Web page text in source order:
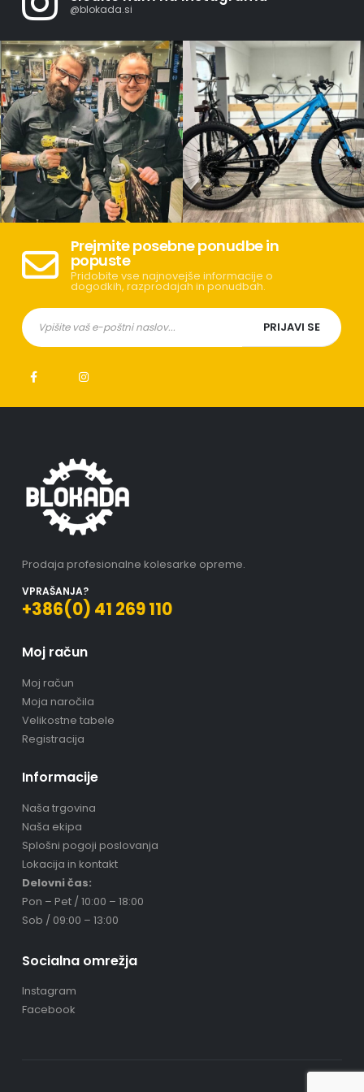
@blokada.si
Prejmite posebne ponudbe in
popuste
Pridobite vse najnovejše informacije o
dogodkih, razprodajah in ponudbah.
Prodaja profesionalne kolesarke opreme.
VPRAŠANJA?
+386(0) 41 269 110
Moj račun
Moj račun
Moja naročila
Velikostne tabele
Registracija
Informacije
Naša trgovina
Naša ekipa
Splošni pogoji poslovanja
Lokacija in kontakt
Delovni čas:
Pon – Pet / 10:00 – 18:00
Sob / 09:00 – 13:00
Socialna omrežja
Instagram
Facebook